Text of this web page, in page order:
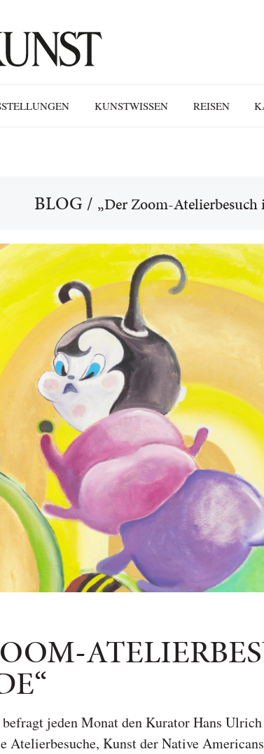
KUNSTWISSEN REISEN
BLOG / „Der Zoom-Atelierbesuch
jeden Monat den Kurator Hans
Atelierbesuche, Kunst der Native